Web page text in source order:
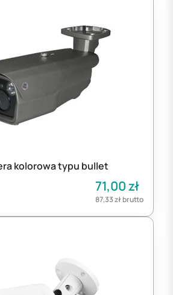
kolorowa typu bullet
71,00zł
87,33złbrutto